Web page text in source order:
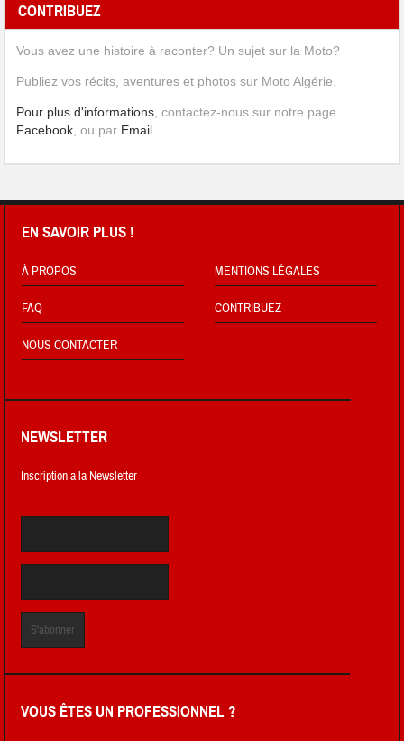
CONTRIBUEZ
Vous avez une histoire à raconter? Un sujet sur la Moto?
Publiez vos récits, aventures et photos sur Moto Algérie.
Pour plus d'informations , contactez-nous sur notre page
Facebook , ou par Email
EN SAVOIR PLUS !
À PROPOS MENTIONS LÉGALES
FAQ CONTRIBUEZ
NOUS CONTACTER
NEWSLETTER
Inscription a la Newsletter
VOUS ÊTES UN PROFESSIONNEL ?